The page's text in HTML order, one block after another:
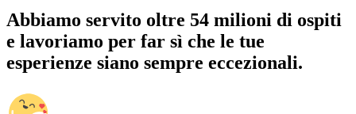
Abbiamo servito oltre 54 milioni di ospiti
e lavoriamo per far sì che le tue
esperienze siano sempre eccezionali.